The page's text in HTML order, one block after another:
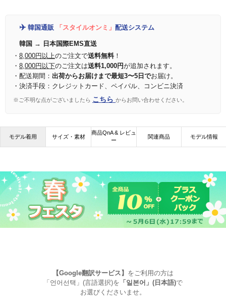
✈️ 韓国通販 「スタイルオンミ」 配送システム
韓国 → 日本国際EMS直送
・ 8,000円以上のご注文で送料無料！
・ 8,000円以下のご注文は送料1,000円が追加されます。
・配送期間： 出荷からお届けまで最短3〜5日でお届け。
・決済手段：クレジットカード、ペイパル、コンビニ決済
※ご不明な点がございましたら こちら からお問い合わせください。
モデル着用 サイズ・素材
商品QnA & レビュ
ー
関連商品 モデル情報
【Google翻訳サービス】 をご利用の方は
「언어선택」(言語選択)を 「일본어」(日本語)で
お選びくださいませ。